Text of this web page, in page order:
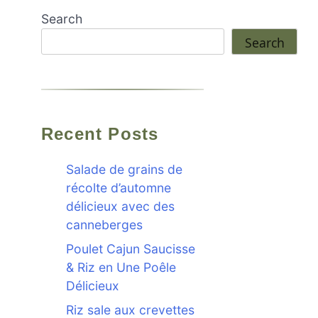
Search
Search
Recent Posts
Salade de grains de
récolte d’automne
délicieux avec des
canneberges
Poulet Cajun Saucisse
& Riz en Une Poêle
Délicieux
Riz sale aux crevettes